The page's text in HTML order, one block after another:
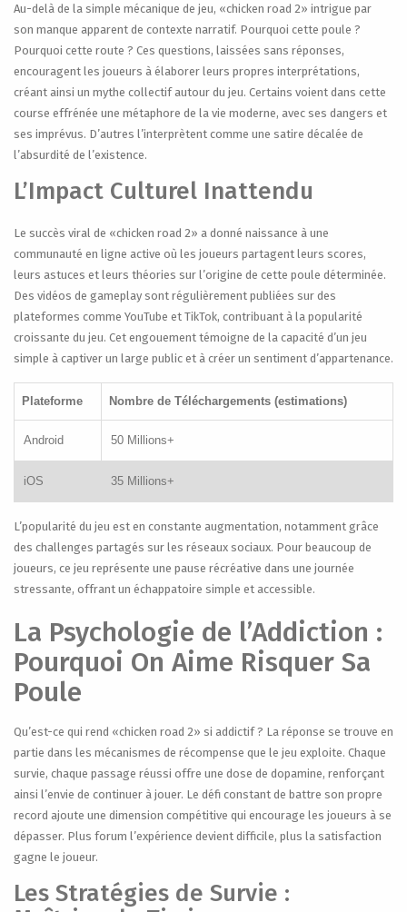
Au-delà de la simple mécanique de jeu, «chicken road 2» intrigue par
son manque apparent de contexte narratif. Pourquoi cette poule ?
Pourquoi cette route ? Ces questions, laissées sans réponses,
encouragent les joueurs à élaborer leurs propres interprétations,
créant ainsi un mythe collectif autour du jeu. Certains voient dans cette
course effrénée une métaphore de la vie moderne, avec ses dangers et
ses imprévus. D’autres l’interprètent comme une satire décalée de
l’absurdité de l’existence.
L’Impact Culturel Inattendu
Le succès viral de «chicken road 2» a donné naissance à une
communauté en ligne active où les joueurs partagent leurs scores,
leurs astuces et leurs théories sur l’origine de cette poule déterminée.
Des vidéos de gameplay sont régulièrement publiées sur des
plateformes comme YouTube et TikTok, contribuant à la popularité
croissante du jeu. Cet engouement témoigne de la capacité d’un jeu
simple à captiver un large public et à créer un sentiment d’appartenance.
Plateforme Nombre de Téléchargements (estimations)
Android 50 Millions+
iOS 35 Millions+
L’popularité du jeu est en constante augmentation, notamment grâce
des challenges partagés sur les réseaux sociaux. Pour beaucoup de
joueurs, ce jeu représente une pause récréative dans une journée
stressante, offrant un échappatoire simple et accessible.
La Psychologie de l’Addiction :
Pourquoi On Aime Risquer Sa
Poule
Qu’est-ce qui rend «chicken road 2» si addictif ? La réponse se trouve en
partie dans les mécanismes de récompense que le jeu exploite. Chaque
survie, chaque passage réussi offre une dose de dopamine, renforçant
ainsi l’envie de continuer à jouer. Le défi constant de battre son propre
record ajoute une dimension compétitive qui encourage les joueurs à se
dépasser. Plus forum l’expérience devient difficile, plus la satisfaction
gagne le joueur.
Les Stratégies de Survie :